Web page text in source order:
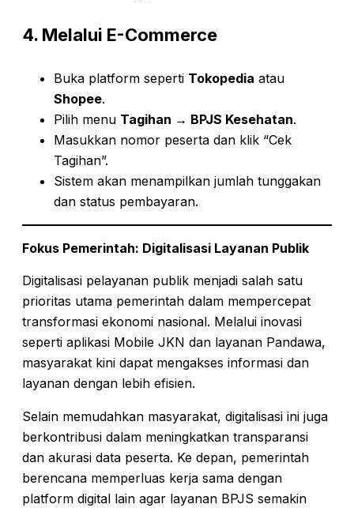
4. Melalui E-Commerce
Buka platform seperti Tokopedia atau
Shopee.
Pilih menu Tagihan → BPJS Kesehatan.
Masukkan nomor peserta dan klik “Cek
Tagihan”.
Sistem akan menampilkan jumlah tunggakan
dan status pembayaran.
Fokus Pemerintah: Digitalisasi Layanan Publik
Digitalisasi pelayanan publik menjadi salah satu
prioritas utama pemerintah dalam mempercepat
transformasi ekonomi nasional. Melalui inovasi
seperti aplikasi Mobile JKN dan layanan Pandawa,
masyarakat kini dapat mengakses informasi dan
layanan dengan lebih efisien.
Selain memudahkan masyarakat, digitalisasi ini juga
berkontribusi dalam meningkatkan transparansi
dan akurasi data peserta. Ke depan, pemerintah
berencana memperluas kerja sama dengan
platform digital lain agar layanan BPJS semakin